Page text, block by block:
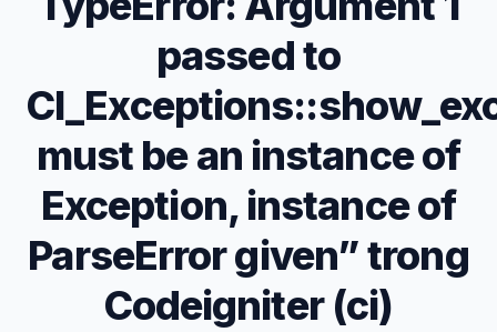
passed to
must be an instance of
Exception, instance of
ParseError given” trong
Codeigniter (ci)